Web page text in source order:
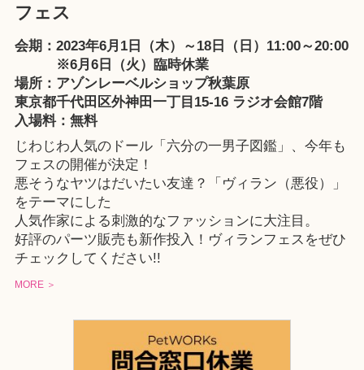
フェス
会期：2023年6月1日（木）～18日（日）11:00～20:00
※6月6日（火）臨時休業
場所： アゾンレーベルショップ秋葉原
東京都千代田区外神田一丁目15-16 ラジオ会館7階
入場料：無料
じわじわ人気のドール「六分の一男子図鑑」、今年も
フェスの開催が決定！
悪そうなヤツはだいたい友達？「ヴィラン（悪役）」
をテーマにした
人気作家による刺激的なファッションに大注目。
好評のパーツ販売も新作投入！ヴィランフェスをぜひ
チェックしてください!!
MORE ＞